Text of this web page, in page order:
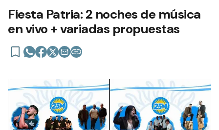
Fiesta Patria: 2 noches de música
en vivo + variadas propuestas